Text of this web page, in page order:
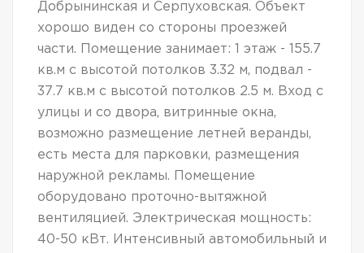
Добрынинская и Серпуховская. Объект
хорошо виден со стороны проезжей
части. Помещение занимает: 1 этаж - 155.7
кв.м с высотой потолков 3.32 м, подвал -
37.7 кв.м с высотой потолков 2.5 м. Вход с
улицы и со двора, витринные окна,
возможно размещение летней веранды,
есть места для парковки, размещения
наружной рекламы. Помещение
оборудовано проточно-вытяжной
вентиляцией. Электрическая мощность:
40-50 кВт. Интенсивный автомобильный и